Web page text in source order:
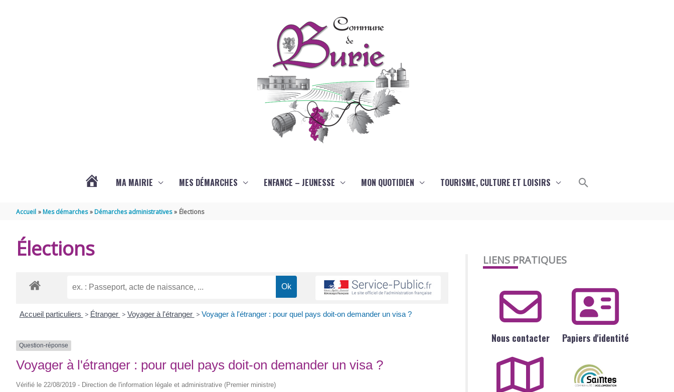
MA MAIRIE MES DÉMARCHES ENFANCE – JEUNESSE MON QUOTIDIEN TOURISME, CULTURE ET LOISIRS Rechercher
Accueil Mes démarches Démarches administratives Élections
Élections
Accueil particuliers > Étranger > Voyager à l'étranger > Voyager à l'étranger : pour quel pays doit-on demander un visa ?
Question-réponse
Voyager à l'étranger : pour quel pays doit-on demander un visa ?
Vérifié le 22/08/2019 - Direction de l'information légale et administrative (Premier ministre)
LIENS PRATIQUES
Nous contacter Papiers d'identité